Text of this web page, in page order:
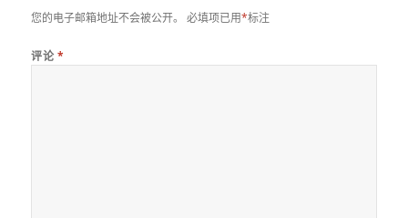
您的电子邮箱地址不会被公开。 必填项已用*标注
评论 *